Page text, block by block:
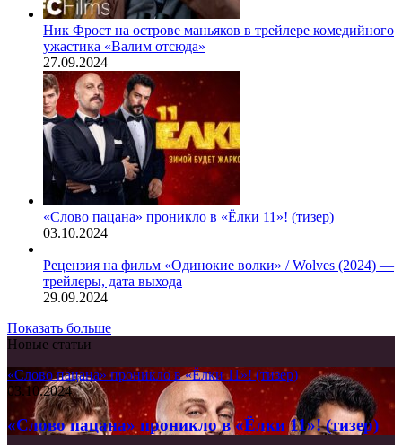
Ник Фрост на острове маньяков в трейлере комедийного
ужастика «Валим отсюда»
27.09.2024
«Слово пацана» проникло в «Ёлки 11»! (тизер)
03.10.2024
Рецензия на фильм «Одинокие волки» / Wolves (2024) —
трейлеры, дата выхода
29.09.2024
Показать больше
Новые статьи
«Слово пацана» проникло в «Ёлки 11»! (тизер)
03.10.2024
«Слово пацана» проникло в «Ёлки 11»! (тизер)